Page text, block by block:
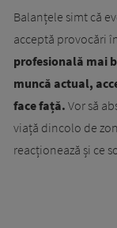
Balanțele simt că
acceptă provocări
profesională mai
muncă actual,
face față. Vor să
viață dincolo de
reacționează și ce